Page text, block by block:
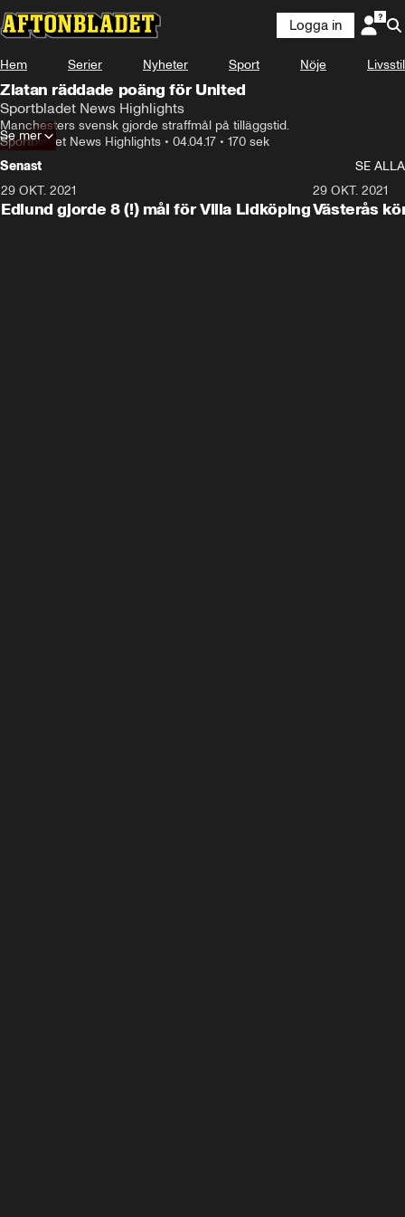
Logga in
Hem Serier Nyheter Sport Nöje Livsstil
Zlatan räddade poäng för United
Sportbladet News Highlights
Manchesters svensk gjorde straffmål på tilläggstid.
Sportbladet News Highlights • 04.04.17 • 170 sek
Se mer
Senast
SE ALLA
29 OKT. 2021
Edlund gjorde 8 (!) mål för Villa Lidköping
29 OKT. 2021
Västerås